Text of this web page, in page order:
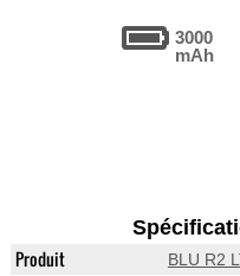
3000
mAh
Produit BLU R2